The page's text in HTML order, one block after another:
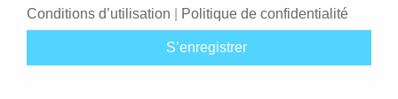
Conditions d’utilisation Politique de confidentialité
S’enregistrer